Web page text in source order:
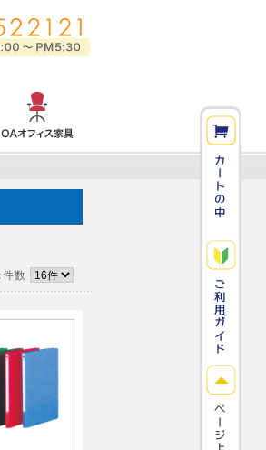
数